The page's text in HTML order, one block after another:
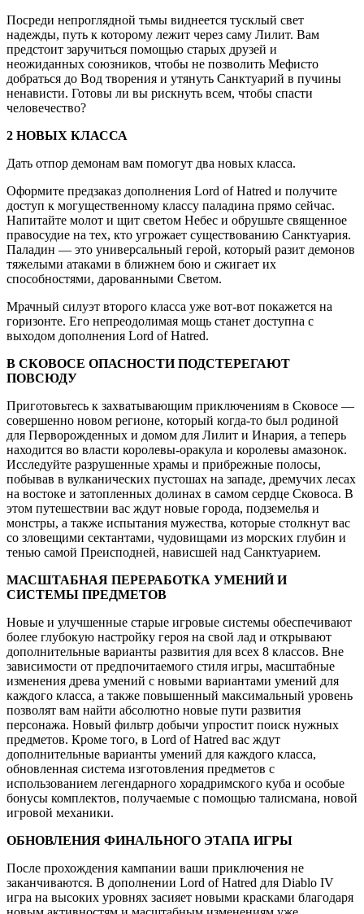
Посреди непроглядной тьмы виднеется тусклый свет
надежды, путь к которому лежит через саму Лилит. Вам
предстоит заручиться помощью старых друзей и
неожиданных союзников, чтобы не позволить Мефисто
добраться до Вод творения и утянуть Санктуарий в пучины
ненависти. Готовы ли вы рискнуть всем, чтобы спасти
человечество?
2 НОВЫХ КЛАССА
Дать отпор демонам вам помогут два новых класса.
Оформите предзаказ дополнения Lord of Hatred и получите
доступ к могущественному классу паладина прямо сейчас.
Напитайте молот и щит светом Небес и обрушьте священное
правосудие на тех, кто угрожает существованию Санктуария.
Паладин — это универсальный герой, который разит демонов
тяжелыми атаками в ближнем бою и сжигает их
способностями, дарованными Светом.
Мрачный силуэт второго класса уже вот-вот покажется на
горизонте. Его непреодолимая мощь станет доступна с
выходом дополнения Lord of Hatred.
В СКОВОСЕ ОПАСНОСТИ ПОДСТЕРЕГАЮТ
ПОВСЮДУ
Приготовьтесь к захватывающим приключениям в Сковосе —
совершенно новом регионе, который когда-то был родиной
для Перворожденных и домом для Лилит и Инария, а теперь
находится во власти королевы-оракула и королевы амазонок.
Исследуйте разрушенные храмы и прибрежные полосы,
побывав в вулканических пустошах на западе, дремучих лесах
на востоке и затопленных долинах в самом сердце Сковоса. В
этом путешествии вас ждут новые города, подземелья и
монстры, а также испытания мужества, которые столкнут вас
со зловещими сектантами, чудовищами из морских глубин и
тенью самой Преисподней, нависшей над Санктуарием.
МАСШТАБНАЯ ПЕРЕРАБОТКА УМЕНИЙ И
СИСТЕМЫ ПРЕДМЕТОВ
Новые и улучшенные старые игровые системы обеспечивают
более глубокую настройку героя на свой лад и открывают
дополнительные варианты развития для всех 8 классов. Вне
зависимости от предпочитаемого стиля игры, масштабные
изменения древа умений с новыми вариантами умений для
каждого класса, а также повышенный максимальный уровень
позволят вам найти абсолютно новые пути развития
персонажа. Новый фильтр добычи упростит поиск нужных
предметов. Кроме того, в Lord of Hatred вас ждут
дополнительные варианты умений для каждого класса,
обновленная система изготовления предметов с
использованием легендарного хорадримского куба и особые
бонусы комплектов, получаемые с помощью талисмана, новой
игровой механики.
ОБНОВЛЕНИЯ ФИНАЛЬНОГО ЭТАПА ИГРЫ
После прохождения кампании ваши приключения не
заканчиваются. В дополнении Lord of Hatred для Diablo IV
игра на высоких уровнях засияет новыми красками благодаря